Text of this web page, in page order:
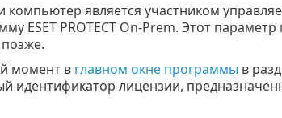
компьютер является участником
ESET PROTECT On-Prem. Этот
момент в главном окне программы в
идентификатор лицензии,